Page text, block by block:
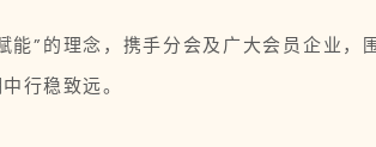
”的理念，携手分会及广大会员企业，
行稳致远。